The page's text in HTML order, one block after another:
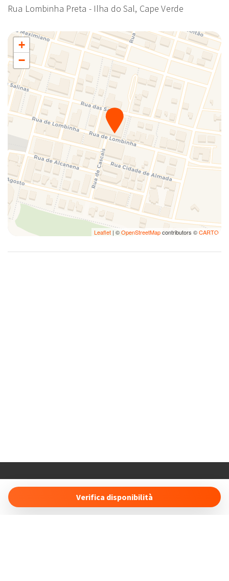
Rua Lombinha Preta - Ilha do Sal, Cape Verde
+
−
Leaflet | ©OpenStreetMapcontributors ©CARTO
Verifica disponibilità
Holiday Properties
16 Duncan Court Anson Drive
SO19 8RS Southampton (UK)